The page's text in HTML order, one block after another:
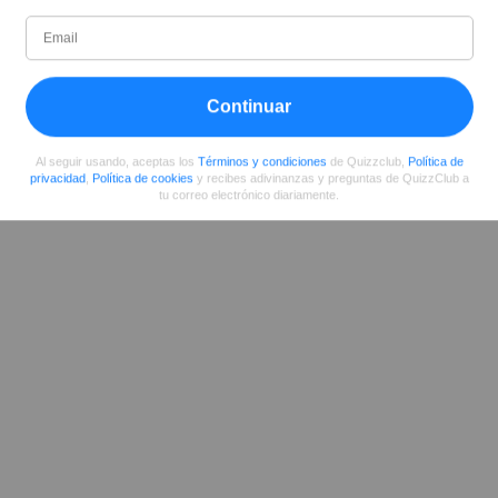
Compartiren Facebook
Continuar
Al seguir usando, aceptas los Términos y condiciones de Quizzclub, Política de
privacidad
Política de cookies y recibes adivinanzas y preguntas de QuizzClub a
tu correo electrónico diariamente.